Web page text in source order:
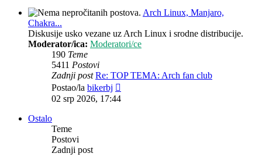
Arch Linux, Manjaro,
Chakra...
Diskusije usko vezane uz Arch Linux i srodne distribucije.
Moderator/ica: Moderatori/ce
190 Teme
5411 Postovi
Zadnji post Re: TOP TEMA: Arch fan club
Postao/la bikerbj
02 srp 2026, 17:44
Ostalo
Teme
Postovi
Zadnji post